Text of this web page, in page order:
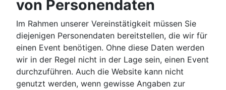
von Personendaten
Im Rahmen unserer Vereinstätigkeit müssen Sie
diejenigen Personendaten bereitstellen, die wir für
einen Event benötigen. Ohne diese Daten werden
wir in der Regel nicht in der Lage sein, einen Event
durchzuführen. Auch die Website kann nicht
genutzt werden, wenn gewisse Angaben zur